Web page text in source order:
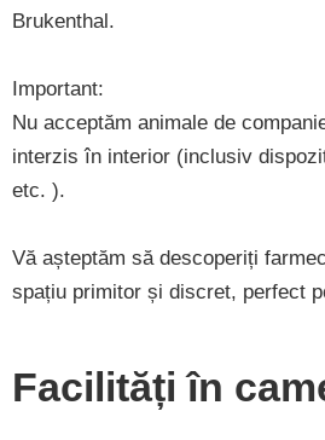
Brukenthal.
Important:
Nu acceptăm animale de
interzis în interior (inclusiv
etc. ).
Vă așteptăm să descoperiți
spațiu primitor și discret, perfect
Facilități în